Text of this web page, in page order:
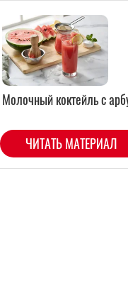
Молочный коктейль с
ЧИТАТЬ МАТЕРИАЛ